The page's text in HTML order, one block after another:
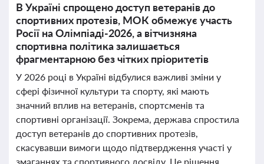
В Україні спрощено доступ ветеранів до
спортивних протезів, МОК обмежує участь
Росії на Олімпіаді-2026, а вітчизняна
спортивна політика залишається
фрагментарною без чітких пріоритетів
У 2026 році в Україні відбулися важливі зміни у
сфері фізичної культури та спорту, які мають
значний вплив на ветеранів, спортсменів та
спортивні організації. Зокрема, держава спростила
доступ ветеранів до спортивних протезів,
скасувавши вимоги щодо підтвердження участі у
змаганнях та спортивного досвіду. Це рішення